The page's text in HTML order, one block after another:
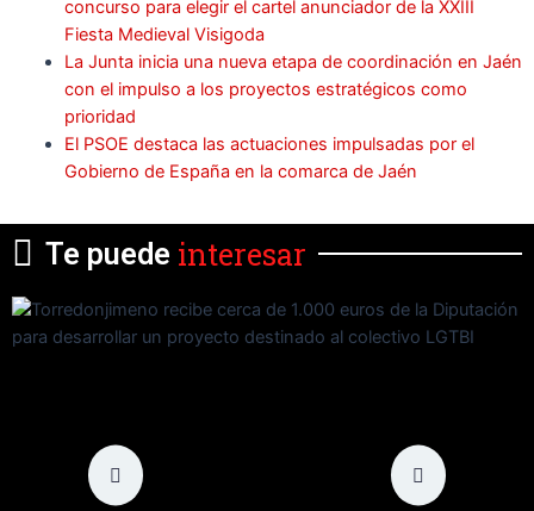
concurso para elegir el cartel anunciador de la XXIII
Fiesta Medieval Visigoda
La Junta inicia una nueva etapa de coordinación en Jaén
con el impulso a los proyectos estratégicos como
prioridad
El PSOE destaca las actuaciones impulsadas por el
Gobierno de España en la comarca de Jaén
Te puede interesar